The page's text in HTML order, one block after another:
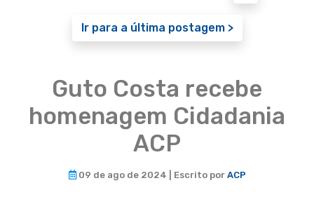
Ir para a última postagem >
Guto Costa recebe
homenagem Cidadania
ACP
09 de ago de 2024 | Escrito por ACP